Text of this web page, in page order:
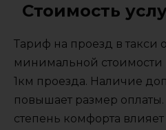
Стоимость
Тариф на проезд в такси
минимальной стоимости
1км проезда. Наличие
повышает размер
степень комфорта